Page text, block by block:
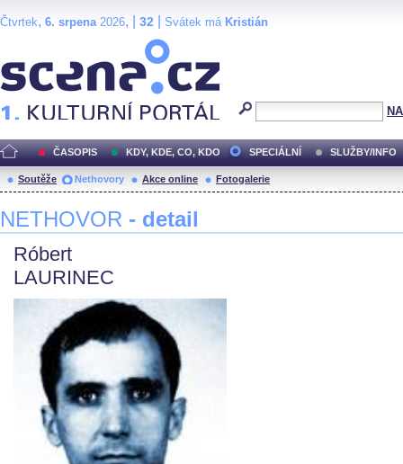
Čtvrtek, 6. srpena2026, | 32 Svátek má Kristián
ČASOPIS KDY, KDE, CO, KDO SPECIÁLNÍ SLUŽBY/INFO
Soutěže Nethovory Akce online Fotogalerie
NETHOVOR - detail
Róbert
LAURINEC